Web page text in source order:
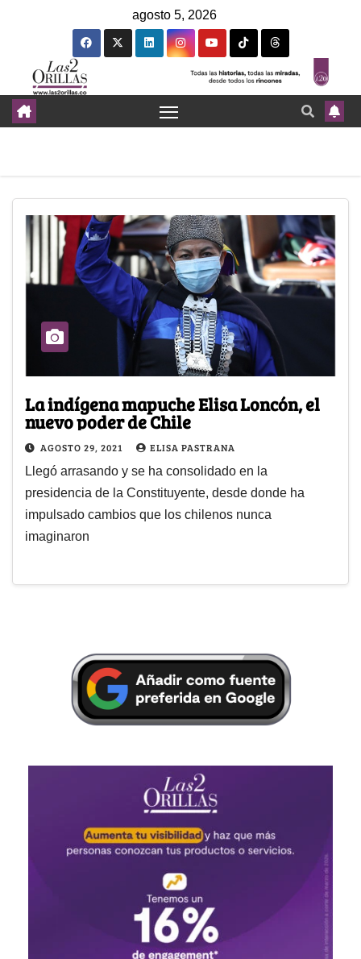
agosto 5, 2026
La indígena mapuche Elisa Loncón, el
nuevo poder de Chile
AGOSTO 29, 2021 ELISA PASTRANA
Llegó arrasando y se ha consolidado en la
presidencia de la Constituyente, desde donde ha
impulsado cambios que los chilenos nunca
imaginaron